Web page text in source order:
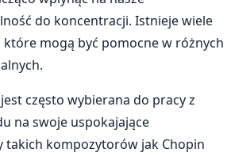
do koncentracji. Istnieje wiele
mogą być pomocne w różnych
jest często wybierana do pracy z
na swoje uspokajające
takich kompozytorów jak Chopin